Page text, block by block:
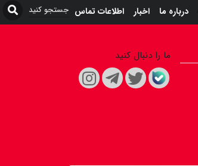
درباره ما اخبار اطلاعات تماس
ما را دنبال کنید